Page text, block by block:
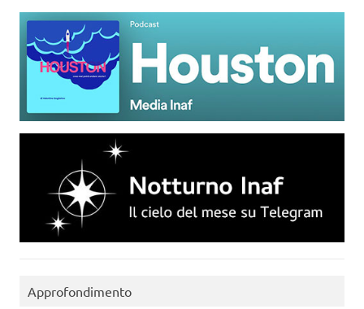
Approfondimento